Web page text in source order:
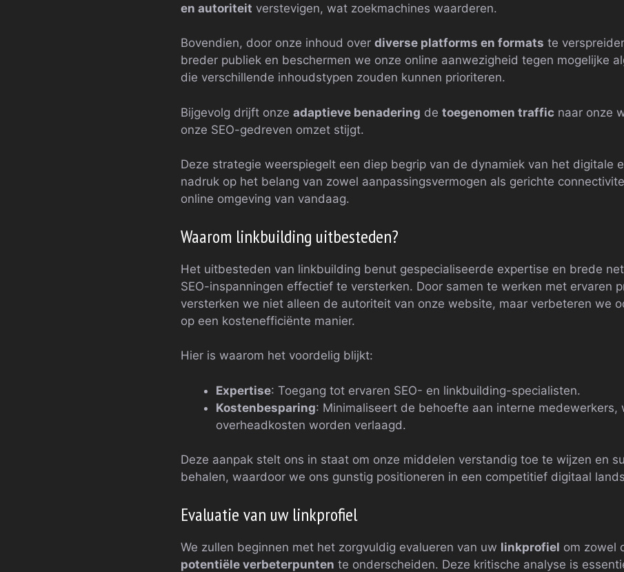
en autoriteit verstevigen, wat zoekmachines waarderen.
Bovendien, door onze inhoud over diverse platforms en formats te
breder publiek en beschermen we onze online aanwezigheid tegen mogelijke
die verschillende inhoudstypen zouden kunnen prioriteren.
Bijgevolg drijft onze adaptieve benadering de toegenomen traffic naar onze
onze SEO-gedreven omzet stijgt.
Deze strategie weerspiegelt een diep begrip van de dynamiek van het digitale
nadruk op het belang van zowel aanpassingsvermogen als gerichte
online omgeving van vandaag.
Waarom linkbuilding uitbesteden?
Het uitbesteden van linkbuilding benut gespecialiseerde expertise en brede
SEO-inspanningen effectief te versterken. Door samen te werken met ervaren
versterken we niet alleen de autoriteit van onze website, maar verbeteren we
op een kostenefficiënte manier.
Hier is waarom het voordelig blijkt:
Expertise: Toegang tot ervaren SEO- en linkbuilding-specialisten.
Kostenbesparing: Minimaliseert de behoefte aan interne medewerkers,
overheadkosten worden verlaagd.
Deze aanpak stelt ons in staat om onze middelen verstandig toe te wijzen en
behalen, waardoor we ons gunstig positioneren in een competitief digitaal
Evaluatie van uw linkprofiel
We zullen beginnen met het zorgvuldig evalueren van uw linkprofiel om zowel
potentiële verbeterpunten te onderscheiden. Deze kritische analyse is